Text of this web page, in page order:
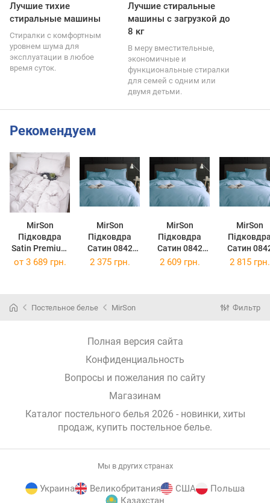
Лучшие тихие
стиральные машины
Стиралки с комфортным
уровнем шума для
эксплуатации в любое
время суток.
Лучшие стиральные
машины с загрузкой до
8 кг
В меру вместительные,
экономичные и
функциональные стиралки
для семей с одним или
двумя детьми.
Рекомендуем
MirSon
Підковдра
Satin Premium
0841 Powder
MirSon
Підковдра
Сатин 0842
Light Blue
MirSon
Підковдра
Сатин 0842
Light Blue
MirSon
Сатин
Light Blue
от 3 689 грн. 2 375 грн. 2 609 грн. 2 815 грн.
Постельное белье MirSon Фильтр
Полная версия сайта
Конфиденциальность
Вопросы и пожелания по сайту
Магазинам
Каталог постельного белья 2026 - новинки, хиты
продаж, купить постельное белье.
Мы в других странах
Украина Великобритания США
Польша
Казахстан